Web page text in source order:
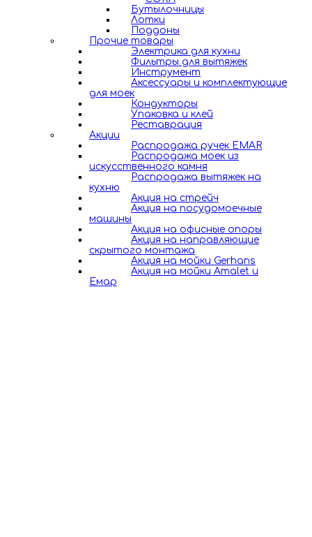
Бутылочницы
Лотки
Поддоны
Прочие товары
Электрика для кухни
Фильтры для вытяжек
Инструмент
Аксессуары и комплектующие
для моек
Кондукторы
Упаковка и клей
Реставрация
Акции
Распродажа ручек EMAR
Распродажа моек из
искусственного камня
Распродажа вытяжек на
кухню
Акция на стрейч
Акция на посудомоечные
машины
Акция на офисные опоры
Акция на направляющие
скрытого монтажа
Акция на мойки Gerhans
Акция на мойки Amalet и
Емар